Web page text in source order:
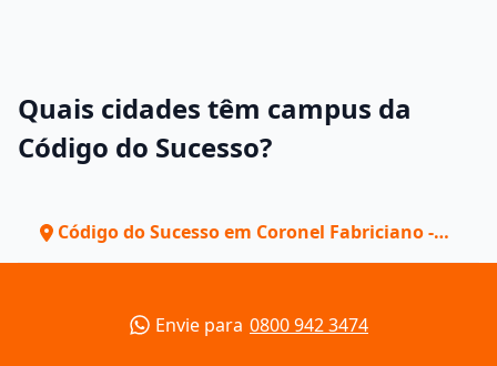
Quais cidades têm campus da
Código do Sucesso?
Código do Sucesso em Coronel Fabriciano -
MG
Envie para 0800 942 3474